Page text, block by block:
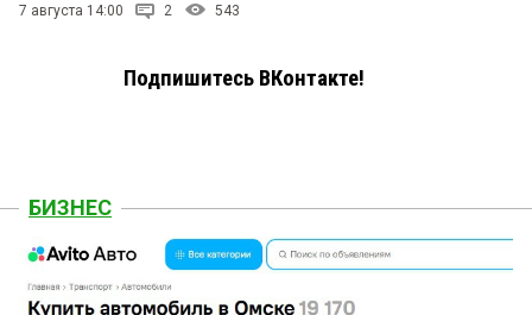
7 августа 14:00 2 543
Подпишитесь ВКонтакте!
БИЗНЕС